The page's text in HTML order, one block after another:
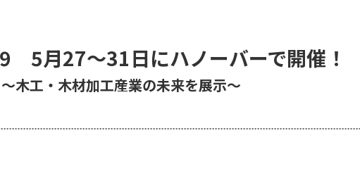
5月27～31日にハノーバーで開催！
～木工・木材加工産業の未来を展示～